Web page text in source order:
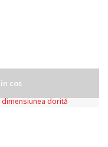
cos
dimensiunea dorită